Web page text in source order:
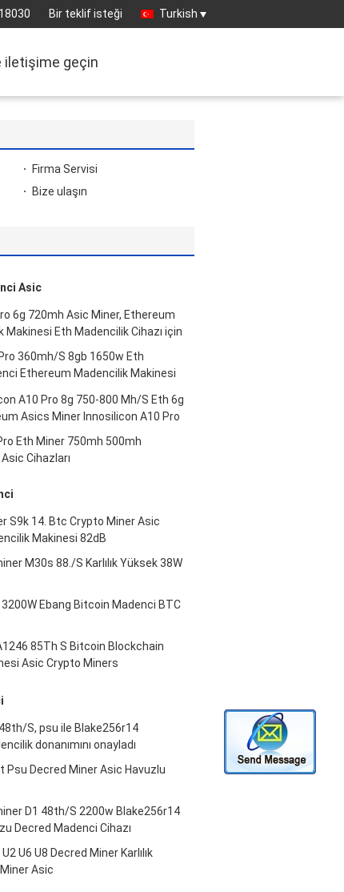
Bir teklif isteği Turkish
iletişime geçin
Firma Servisi
Bize ulaşın
Asic
6g 720mh Asic Miner, Ethereum
Makinesi Eth Madencilik Cihazı için
360mh/S 8gb 1650w Eth
Ethereum Madencilik Makinesi
A10 Pro 8g 750-800 Mh/S Eth 6g
Asics Miner Innosilicon A10 Pro
Eth Miner 750mh 500mh
Cihazları
S9k 14. Btc Crypto Miner Asic
Makinesi 82dB
M30s 88./S Karlılık Yüksek 38W
3200W Ebang Bitcoin Madenci BTC
85Th S Bitcoin Blockchain
Asic Crypto Miners
S, psu ile Blake256r14
donanımını onayladı
Psu Decred Miner Asic Havuzlu
D1 48th/S 2200w Blake256r14
Decred Madenci Cihazı
U6 U8 Decred Miner Karlılık
Asic